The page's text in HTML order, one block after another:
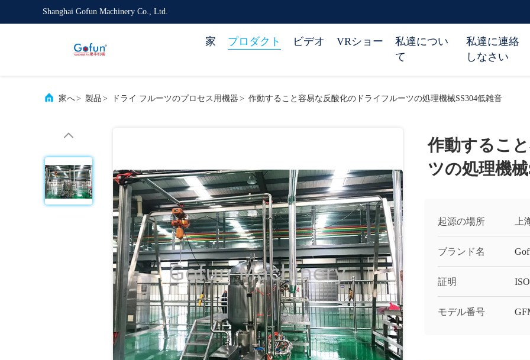
Shanghai Gofun Machinery Co., Ltd.
家 プロダクト ビデオ VRショー
私達につい
て
私達に連絡
しなさい
家へ> 製品 > ドライ フルーツのプロセス用機器 > 作動すること容易な反酸化のドライフルーツの処理機械SS304低雑音
作動するこ
ツの処理機
起源の場所 上
ブランド名
証明
モデル番号